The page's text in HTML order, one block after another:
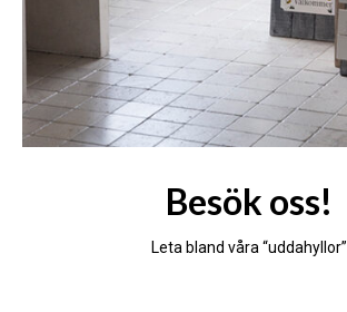
Besök oss!
Leta bland våra “uddahyllor”